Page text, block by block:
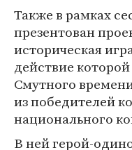
Также в рамках
презентован
историческая
действие
Смутного
из победителей
национального
В ней герой-